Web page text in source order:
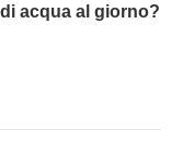
acqua al giorno?